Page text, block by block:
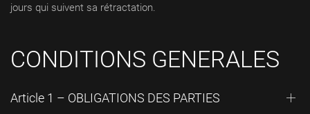
jours qui suivent sa rétractation.
CONDITIONS GENERALES
Article 1 – OBLIGATIONS DES PARTIES